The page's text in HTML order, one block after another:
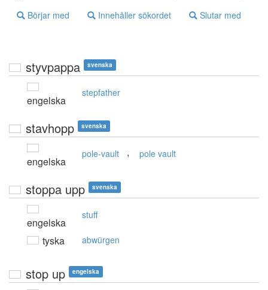
Börjar med Innehåller sökordet Slutar med
styvpappa svenska
engelska
stepfather
stavhopp svenska
engelska
pole-vault , pole vault
stoppa upp svenska
engelska
stuff
tyska abwürgen
stop up engelska